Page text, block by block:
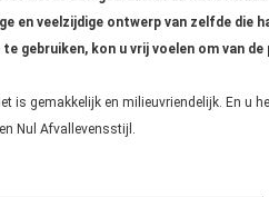
en veelzijdige ontwerp van zelfde die
gebruiken, kon u vrij voelen om van
is gemakkelijk en milieuvriendelijk. En u
Nul Afvallevensstijl.